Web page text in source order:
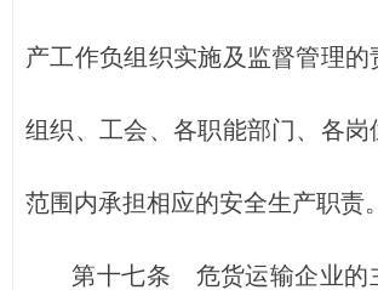
产工作负组织实施及监督管理的
组织、工会、各职能部门、各岗
范围内承担相应的安全生产职责。
第十七条 危货运输企业的